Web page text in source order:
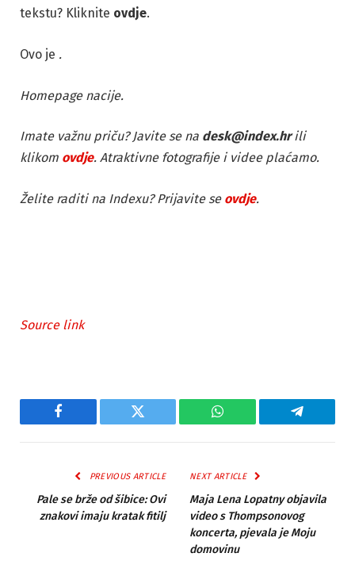
tekstu? Kliknite ovdje.
Ovo je .
Homepage nacije.
Imate važnu priču? Javite se na desk@index.hrili
klikom ovdje. Atraktivne fotografije i videe plaćamo.
Želite raditi na Indexu? Prijavite se ovdje.
Source link
Facebook Twitter WhatsApp Telegram
PREVIOUS ARTICLE
Pale se brže od šibice: Ovi
znakovi imaju kratak fitilj
NEXT ARTICLE
Maja Lena Lopatny objavila
video s Thompsonovog
koncerta, pjevala je Moju
domovinu